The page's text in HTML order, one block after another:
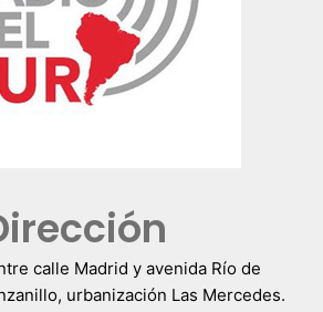
calle Madrid y avenida Río de
urbanización Las Mercedes.